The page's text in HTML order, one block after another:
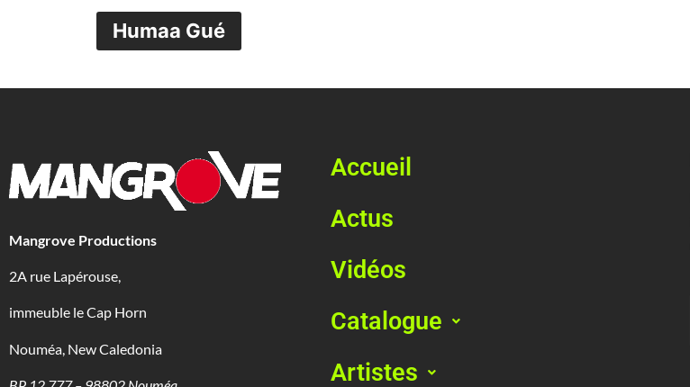
Humaa Gué
Mangrove Productions
2A rue Lapérouse,
immeuble le Cap Horn
Nouméa, New Caledonia
Accueil
Actus
Vidéos
Catalogue
Artistes